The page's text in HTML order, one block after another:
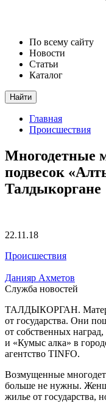
По всему сайту
Новости
Статьи
Каталог
Найти
Главная
Происшествия
Многодетные
подвесок
Талдыкоргане
22.11.18
Происшествия
Данияр Ахметов
Служба новостей
ТАЛДЫКОРГАН.
от государства. Они
от собственных
и «Кумыс алка» в
агентство TINFO.
Возмущенные
больше не нужны.
жилье от государства,